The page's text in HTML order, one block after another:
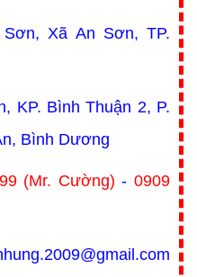
Xã An Sơn, TP.
KP. Bình Thuận 2, P.
Bình Dương
(Mr. Cường) - 0909